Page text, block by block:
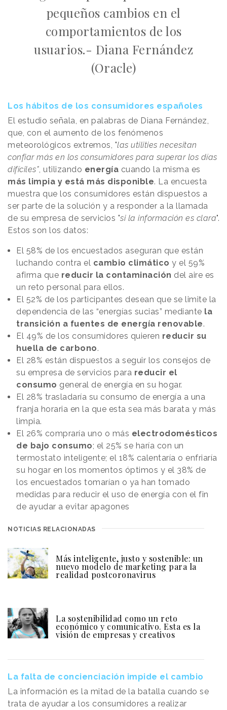
pequeños cambios en el
comportamientos de los
usuarios.- Diana Fernández
(Oracle)
Los hábitos de los consumidores españoles
El estudio señala, en palabras de Diana Fernández,
que, con el aumento de los fenómenos
meteorológicos extremos, "las utilities necesitan
confiar más en los consumidores para superar los días
difíciles" , utilizando energía cuando la misma es
más limpia y está más disponible. La encuesta
muestra que los consumidores están dispuestos a
ser parte de la solución y a responder a la llamada
de su empresa de servicios "si la información es clara".
Estos son los datos:
El 58% de los encuestados aseguran que están
luchando contra el cambio climático y el 59%
afirma que reducir la contaminación del aire es
un reto personal para ellos.
El 52% de los participantes desean que se limite la
dependencia de las “energías sucias” mediante la
transición a fuentes de energía renovable.
El 49% de los consumidores quieren reducir su
huella de carbono.
El 28% están dispuestos a seguir los consejos de
su empresa de servicios para reducir el
consumo general de energía en su hogar.
El 28% trasladaría su consumo de energía a una
franja horaria en la que esta sea más barata y más
limpia.
El 26% compraría uno o más electrodomésticos
de bajo consumo; el 25% se haría con un
termostato inteligente; el 18% calentaría o enfriaría
su hogar en los momentos óptimos y el 38% de
los encuestados tomarían o ya han tomado
medidas para reducir el uso de energía con el fin
de ayudar a evitar apagones
NOTICIAS RELACIONADAS
Más inteligente, justo y sostenible: un
nuevo modelo de marketing para la
realidad postcoronavirus
La sostenibilidad como un reto
económico y comunicativo. Esta es la
visión de empresas y creativos
La falta de concienciación impide el cambio
La información es la mitad de la batalla cuando se
trata de ayudar a los consumidores a realizar